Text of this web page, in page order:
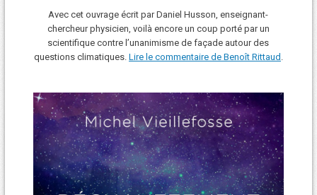
Avec cet ouvrage écrit par Daniel Husson, enseignant-
chercheur physicien, voilà encore un coup porté par un
scientifique contre l’unanimisme de façade autour des
questions climatiques. Lire le commentaire de Benoît Rittaud